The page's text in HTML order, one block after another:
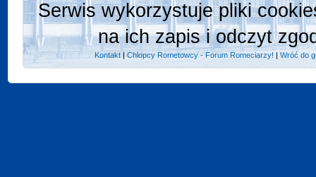
Serwis wykorzystuje pliki
na ich zapis i odczyt
Kontakt |Chlopcy Rometowcy - Forum Romeciarzy! |Wróć do